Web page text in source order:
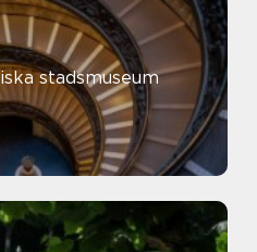
stadsmuseum